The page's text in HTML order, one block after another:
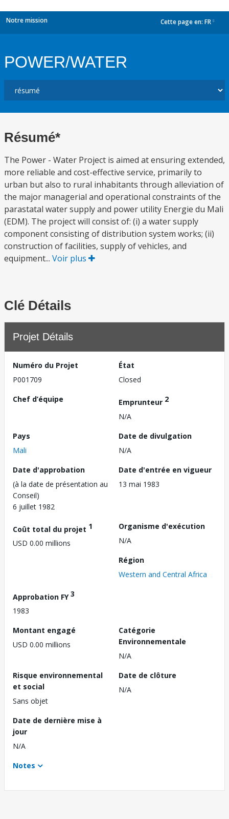
Notre mission Cette page en: FR
POWER/WATER
Résumé*
The Power - Water Project is aimed at ensuring extended,
more reliable and cost-effective service, primarily to
urban but also to rural inhabitants through alleviation of
the major managerial and operational constraints of the
parastatal water supply and power utility Energie du Mali
(EDM). The project will consist of: (i) a water supply
component consisting of distribution system works; (ii)
construction of facilities, supply of vehicles, and
equipment... Voir plus
Clé Détails
Projet Détails
Numéro du Projet
P001709
État
Closed
Chef d’équipe
Emprunteur 2
N/A
Pays
Mali
Date de divulgation
N/A
Date d'approbation
(à la date de présentation au
Conseil)
6 juillet 1982
Date d'entrée en vigueur
13 mai 1983
Coût total du projet 1
USD 0.00 millions
Organisme d'exécution
N/A
Région
Western and Central Africa
Approbation FY3
1983
Montant engagé
USD 0.00 millions
Catégorie
Environnementale
N/A
Risque environnemental
et social
Sans objet
Date de clôture
N/A
Date de dernière mise à
jour
N/A
Notes